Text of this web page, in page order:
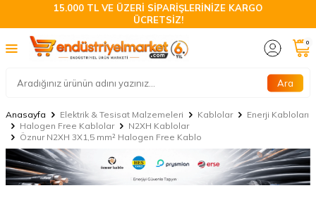
15.000 TL VE ÜZERİ SİPARİŞLERİNİZE KARGO
ÜCRETSİZ!
Ara
0
Anasayfa Elektrik & Tesisat Malzemeleri Kablolar
Enerji Kabloları
Halogen Free Kablolar
N2XH Kablolar
Öznur N2XH 3X1,5 mm² Halogen Free Kablo